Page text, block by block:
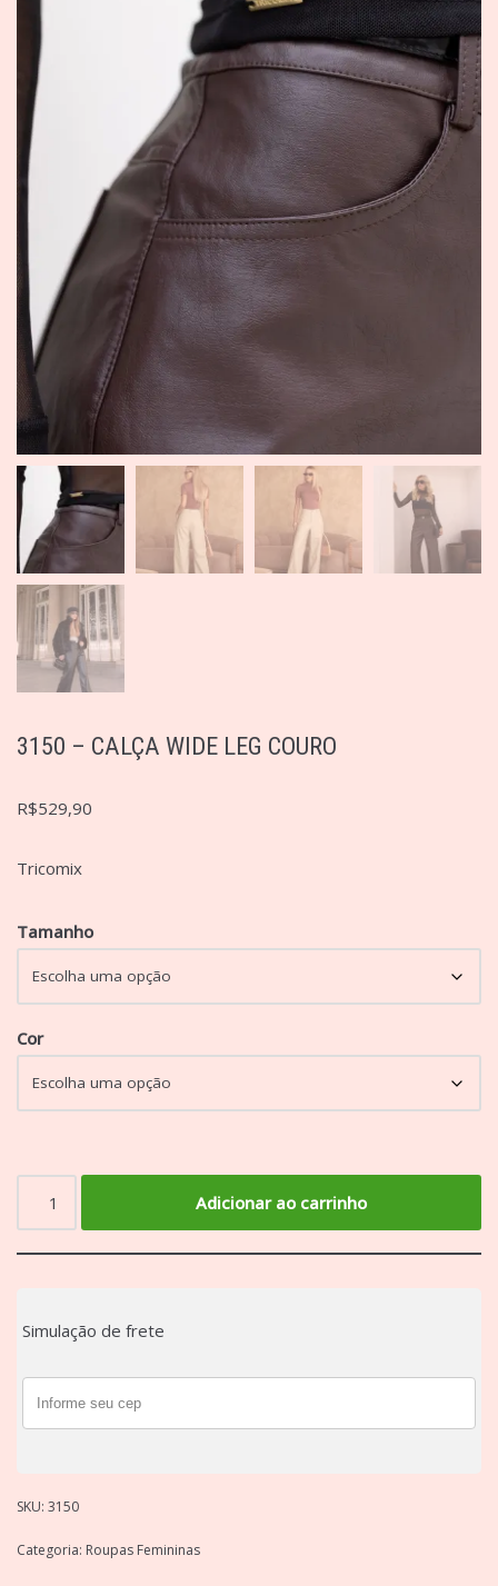
3150 – CALÇA WIDE LEG COURO
R$529,90
Tricomix
Tamanho
Cor
Adicionar ao carrinho
Simulação de frete
SKU: 3150
Categoria: Roupas Femininas